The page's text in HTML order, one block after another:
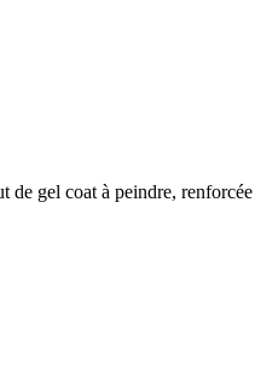
gel coat à peindre,